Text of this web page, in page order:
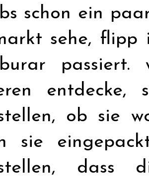
schon ein
sehe, flipp
passiert.
ob sie
sie